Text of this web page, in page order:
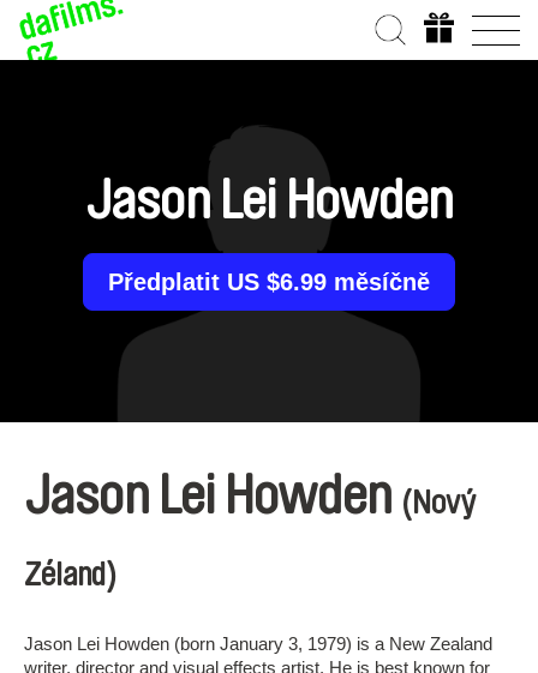
Jason Lei Howden
Předplatit US $6.99 měsíčně
Jason Lei Howden (Nový
Zéland)
Jason Lei Howden (born January 3, 1979) is a New Zealand
writer, director and visual effects artist. He is best known for